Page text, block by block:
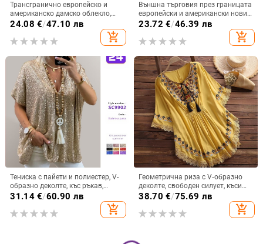
Трансгранично европейско и
американско дамско облекло,
големи размери, нови топове с
леопардов принт и V-образно
деколте, къси ръкави
24.08 €/47.10 лв
add_shopping_cart
Външна търговия през границата
европейски и американски нови
дамски ежедневни V-образни
деколтета обикновен пуловер
дигитален печат елегантна горна
23.72 €/46.39 лв
add_shopping_cart
Тениска с пайети и полиестер, V-
образно деколте, къс ръкав,
свободна кройка, колажен
31.14€/60.90 лв
add_shopping_cart
Геометрична риза с V‑образно
деколте, свободен силует, къси
ръкави с лист лотуса, дължина
38.70 €/75.69 лв
add_shopping_cart